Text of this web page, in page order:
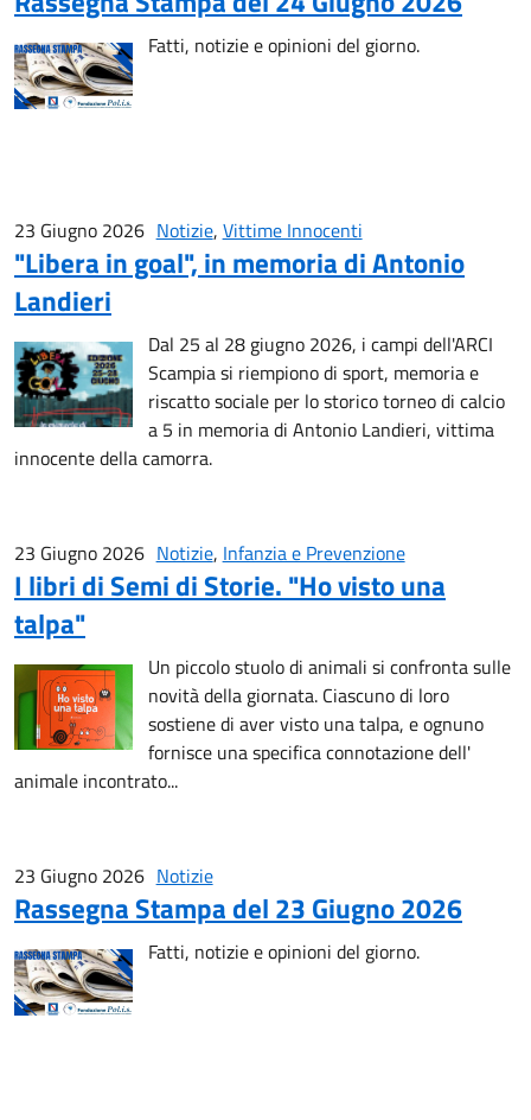
Fatti, notizie e opinioni del giorno.
23 Giugno 2026 Notizie, Vittime Innocenti
"Libera in goal", in memoria di Antonio
Landieri
Dal 25 al 28 giugno 2026, i campi dell'ARCI
Scampia si riempiono di sport, memoria e
riscatto sociale per lo storico torneo di calcio
a 5 in memoria di Antonio Landieri, vittima
innocente della camorra.
23 Giugno 2026 Notizie, Infanzia e Prevenzione
I libri di Semi di Storie. "Ho visto una
talpa"
Un piccolo stuolo di animali si confronta sulle
novità della giornata. Ciascuno di loro
sostiene di aver visto una talpa, e ognuno
fornisce una specifica connotazione dell'
animale incontrato...
23 Giugno 2026 Notizie
Rassegna Stampa del 23 Giugno 2026
Fatti, notizie e opinioni del giorno.